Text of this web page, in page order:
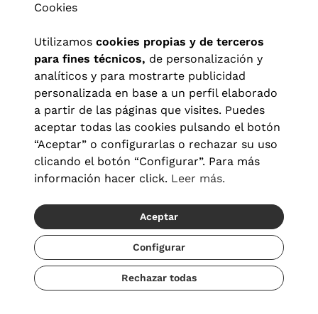
Aviso legal| Política de privacidad Términos y condiciones
Política de cookies|Configuración de cookies
© 2026 Visionlab España
Cookies
Utilizamos cookies propias y de terceros
para fines técnicos, de personalización y
analíticos y para mostrarte publicidad
personalizada en base a un perfil elaborado
a partir de las páginas que visites. Puedes
aceptar todas las cookies pulsando el botón
“Aceptar” o configurarlas o rechazar su uso
clicando el botón “Configurar”. Para más
información hacer click. Leer más.
Aceptar
Configurar
Rechazar todas